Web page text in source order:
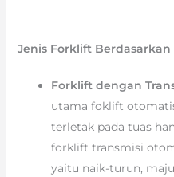
Jenis Forklift Berdasarkan
Forklift dengan
utama foklift
terletak pada tuas
forklift transmisi
yaitu naik-turun,